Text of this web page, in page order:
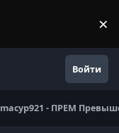
×
Войти
macyp921 - ПРЕМ